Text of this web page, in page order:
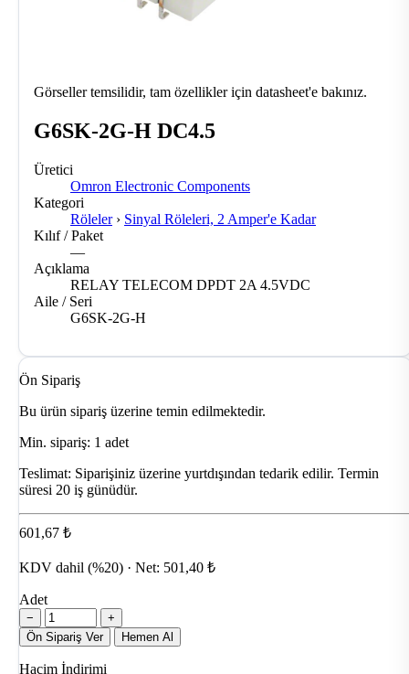
Görseller temsilidir, tam özellikler için datasheet'e bakınız.
G6SK-2G-H DC4.5
Üretici
Omron Electronic Components
Kategori
Röleler › Sinyal Röleleri, 2 Amper'e Kadar
Kılıf / Paket
—
Açıklama
RELAY TELECOM DPDT 2A 4.5VDC
Aile / Seri
G6SK-2G-H
Ön Sipariş
Bu ürün sipariş üzerine temin edilmektedir.
Min. sipariş: 1 adet
Teslimat: Siparişiniz üzerine yurtdışından tedarik edilir. Termin
süresi 20 iş günüdür.
601,67 ₺
KDV dahil (%20) · Net: 501,40 ₺
Adet
−
+
Ön Sipariş Ver
Hemen Al
Hacim İndirimi